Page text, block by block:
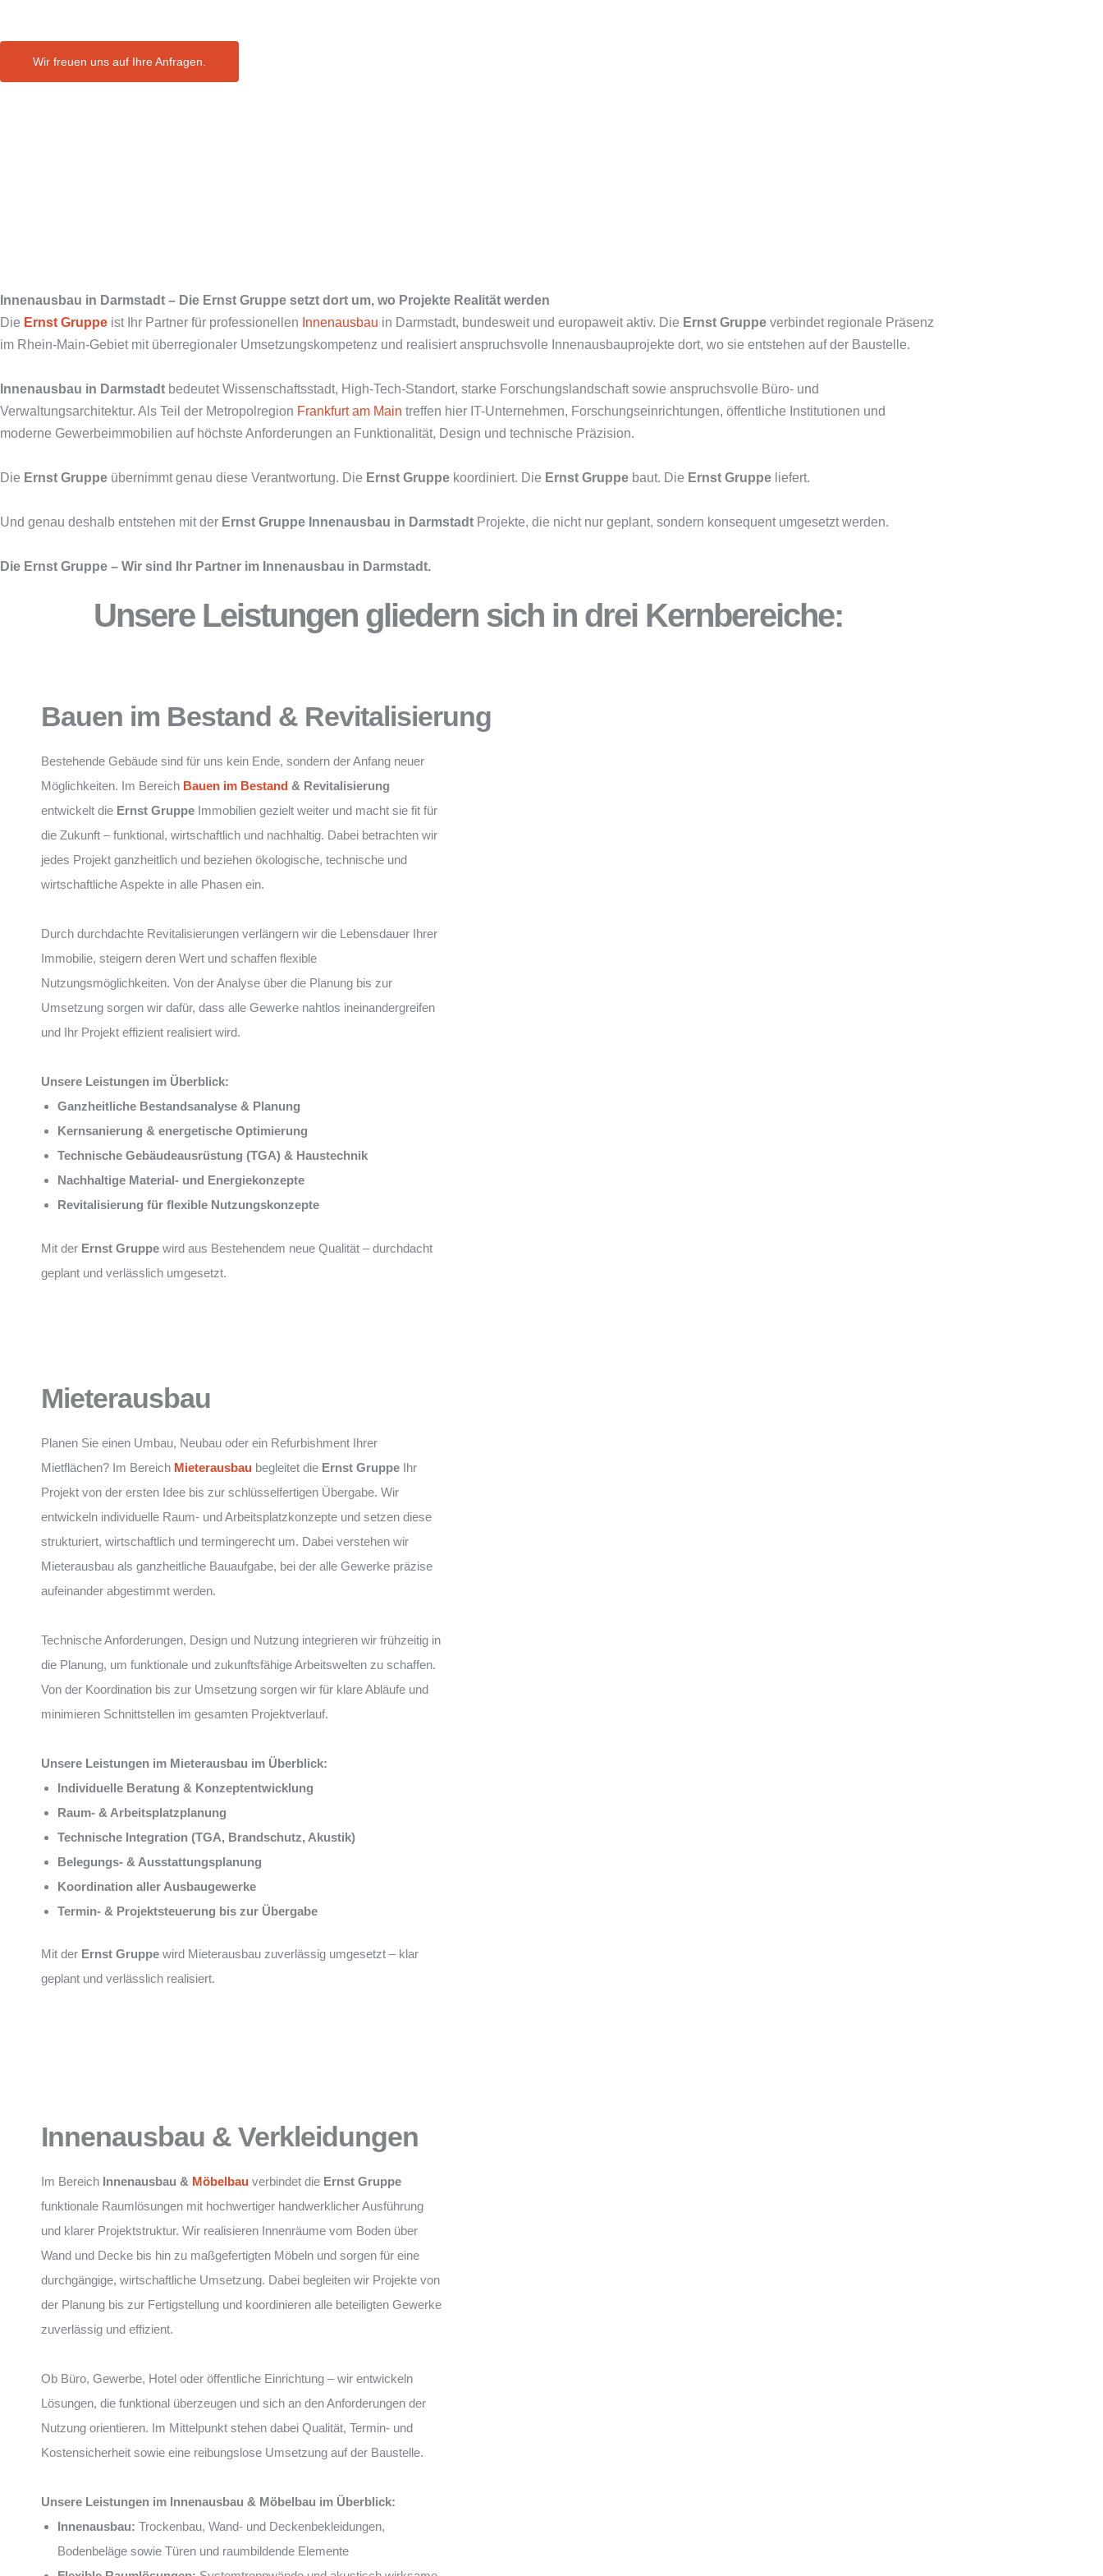
Wir freuen uns auf Ihre Anfragen.
Innenausbau in Darmstadt – Die Ernst Gruppe setzt dort um, wo Projekte Realität werden
Die Ernst Gruppe ist Ihr Partner für professionellen Innenausbau in Darmstadt, bundesweit und europaweit aktiv. Die Ernst Gruppe verbindet regionale Präsenz
im Rhein-Main-Gebiet mit überregionaler Umsetzungskompetenz und realisiert anspruchsvolle Innenausbauprojekte dort, wo sie entstehen auf der Baustelle.
Innenausbau in Darmstadt bedeutet Wissenschaftsstadt, High-Tech-Standort, starke Forschungslandschaft sowie anspruchsvolle Büro- und
Verwaltungsarchitektur. Als Teil der Metropolregion Frankfurt am Main treffen hier IT-Unternehmen, Forschungseinrichtungen, öffentliche Institutionen und
moderne Gewerbeimmobilien auf höchste Anforderungen an Funktionalität, Design und technische Präzision.
Die Ernst Gruppe übernimmt genau diese Verantwortung. Die Ernst Gruppe koordiniert. Die Ernst Gruppe baut. Die Ernst Gruppe liefert.
Und genau deshalb entstehen mit der Ernst Gruppe Innenausbau in Darmstadt Projekte, die nicht nur geplant, sondern konsequent umgesetzt werden.
Die Ernst Gruppe – Wir sind Ihr Partner im Innenausbau in Darmstadt.
Unsere Leistungen gliedern sich in drei Kernbereiche:
Bauen im Bestand & Revitalisierung
Bestehende Gebäude sind für uns kein Ende, sondern der Anfang neuer
Möglichkeiten. Im Bereich Bauen im Bestand & Revitalisierung
entwickelt die Ernst Gruppe Immobilien gezielt weiter und macht sie fit für
die Zukunft – funktional, wirtschaftlich und nachhaltig. Dabei betrachten wir
jedes Projekt ganzheitlich und beziehen ökologische, technische und
wirtschaftliche Aspekte in alle Phasen ein.
Durch durchdachte Revitalisierungen verlängern wir die Lebensdauer Ihrer
Immobilie, steigern deren Wert und schaffen flexible
Nutzungsmöglichkeiten. Von der Analyse über die Planung bis zur
Umsetzung sorgen wir dafür, dass alle Gewerke nahtlos ineinandergreifen
und Ihr Projekt effizient realisiert wird.
Unsere Leistungen im Überblick:
Ganzheitliche Bestandsanalyse & Planung
Kernsanierung & energetische Optimierung
Technische Gebäudeausrüstung (TGA) & Haustechnik
Nachhaltige Material- und Energiekonzepte
Revitalisierung für flexible Nutzungskonzepte
Mit der Ernst Gruppe wird aus Bestehendem neue Qualität – durchdacht
geplant und verlässlich umgesetzt.
Mieterausbau
Planen Sie einen Umbau, Neubau oder ein Refurbishment Ihrer
Mietflächen? Im Bereich Mieterausbau begleitet die Ernst Gruppe Ihr
Projekt von der ersten Idee bis zur schlüsselfertigen Übergabe. Wir
entwickeln individuelle Raum- und Arbeitsplatzkonzepte und setzen diese
strukturiert, wirtschaftlich und termingerecht um. Dabei verstehen wir
Mieterausbau als ganzheitliche Bauaufgabe, bei der alle Gewerke präzise
aufeinander abgestimmt werden.
Technische Anforderungen, Design und Nutzung integrieren wir frühzeitig in
die Planung, um funktionale und zukunftsfähige Arbeitswelten zu schaffen.
Von der Koordination bis zur Umsetzung sorgen wir für klare Abläufe und
minimieren Schnittstellen im gesamten Projektverlauf.
Unsere Leistungen im Mieterausbau im Überblick:
Individuelle Beratung & Konzeptentwicklung
Raum- & Arbeitsplatzplanung
Technische Integration (TGA, Brandschutz, Akustik)
Belegungs- & Ausstattungsplanung
Koordination aller Ausbaugewerke
Termin- & Projektsteuerung bis zur Übergabe
Mit der Ernst Gruppe wird Mieterausbau zuverlässig umgesetzt – klar
geplant und verlässlich realisiert.
Innenausbau & Verkleidungen
Im Bereich Innenausbau & Möbelbau verbindet die Ernst Gruppe
funktionale Raumlösungen mit hochwertiger handwerklicher Ausführung
und klarer Projektstruktur. Wir realisieren Innenräume vom Boden über
Wand und Decke bis hin zu maßgefertigten Möbeln und sorgen für eine
durchgängige, wirtschaftliche Umsetzung. Dabei begleiten wir Projekte von
der Planung bis zur Fertigstellung und koordinieren alle beteiligten Gewerke
zuverlässig und effizient.
Ob Büro, Gewerbe, Hotel oder öffentliche Einrichtung – wir entwickeln
Lösungen, die funktional überzeugen und sich an den Anforderungen der
Nutzung orientieren. Im Mittelpunkt stehen dabei Qualität, Termin- und
Kostensicherheit sowie eine reibungslose Umsetzung auf der Baustelle.
Unsere Leistungen im Innenausbau & Möbelbau im Überblick:
Innenausbau: Trockenbau, Wand- und Deckenbekleidungen,
Bodenbeläge sowie Türen und raumbildende Elemente